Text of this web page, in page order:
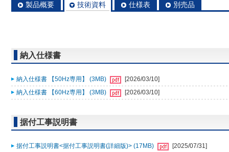
製品概要 技術資料 仕様表 別売品
納入仕様書
納入仕様書 【50Hz専用】 (3MB)
[2026/03/10]
納入仕様書 【60Hz専用】 (3MB)
[2026/03/10]
据付工事説明書
据付工事説明書<据付工事説明書(詳細版)> (17MB)
[2025/07/31]